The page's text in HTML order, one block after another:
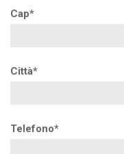
Cap*
Città*
Telefono*